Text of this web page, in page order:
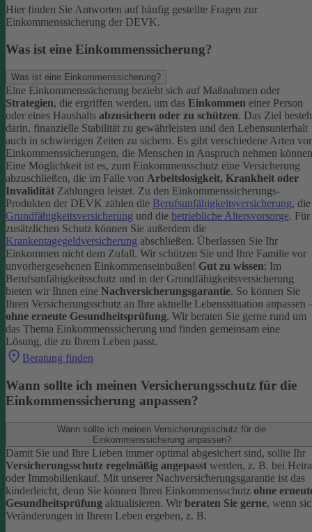
Hier finden Sie Antworten auf häufig gestellte Fragen zur
Einkommenssicherung der DEVK.
Was ist eine Einkommenssicherung?
Was ist eine Einkommenssicherung?
Eine Einkommenssicherung bezieht sich auf Maßnahmen oder
Strategien, die ergriffen werden, um das Einkommen einer Person
oder eines Haushalts abzusichern oder zu schützen. Das Ziel
darin, finanzielle Stabilität zu gewährleisten und den Lebensunterhalt
auch in schwierigen Zeiten zu sichern. Es gibt verschiedene Arten
Einkommenssicherungen, die Menschen in Anspruch nehmen
Eine Möglichkeit ist es, zum Einkommensschutz eine Versicherung
abzuschließen, die im Falle von Arbeitslosigkeit, Krankheit oder
Invalidität Zahlungen leistet. Zu den Einkommenssicherungs-
Produkten der DEVK zählen die Berufsunfähigkeitsversicherung, die
Grundfähigkeitsversicherung und die betriebliche Altersvorsorge. Für
zusätzlichen Schutz können Sie außerdem die
Krankentagegeldversicherung abschließen. Überlassen Sie Ihr
Einkommen nicht dem Zufall. Wir schützen Sie und Ihre Familie vor
unvorhergesehenen Einkommenseinbußen! Gut zu wissen: Im
Berufsunfähigkeitsschutz und in der Grundfähigkeitsversicherung
bieten wir Ihnen eine Nachversicherungsgarantie. So können Sie
Ihren Versicherungsschutz an Ihre aktuelle Lebenssituation anpassen
ohne erneute Gesundheitsprüfung. Wir beraten Sie gerne rund um
das Thema Einkommenssicherung und finden gemeinsam eine
Lösung, die zu Ihrem Leben passt.
Beratung finden
Wann sollte ich meinen Versicherungsschutz für die
Einkommenssicherung anpassen?
Wann sollte ich meinen Versicherungsschutz für die
Einkommenssicherung anpassen?
Damit Sie und Ihre Lieben immer optimal abgesichert sind, sollte Ihr
Versicherungsschutz regelmäßig angepasst werden, z. B. bei
oder Immobilienkauf. Mit unserer Nachversicherungsgarantie ist das
kinderleicht, denn Sie können Ihren Einkommensschutz ohne
Gesundheitsprüfung aktualisieren. Wir beraten Sie gerne, wenn
Veränderungen in Ihrem Leben ergeben, z. B.